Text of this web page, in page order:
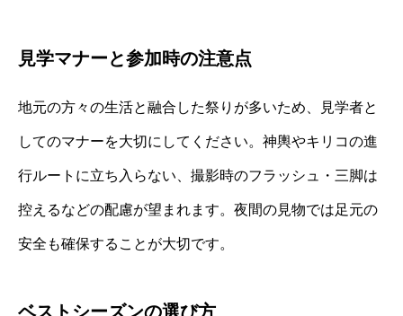
見学マナーと参加時の注意点
地元の方々の生活と融合した祭りが多いため、見学者と
してのマナーを大切にしてください。神輿やキリコの進
行ルートに立ち入らない、撮影時のフラッシュ・三脚は
控えるなどの配慮が望まれます。夜間の見物では足元の
安全も確保することが大切です。
ベストシーズンの選び方